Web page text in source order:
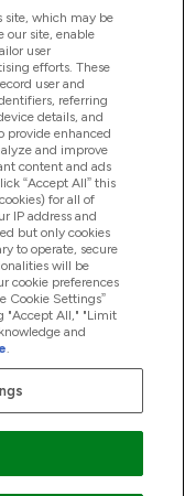
site, which may be
our site, enable
user
efforts. These
user and
referring
details, and
provide enhanced
and improve
content and ads
“Accept All” this
for all of
IP address and
but only cookies
to operate, secure
will be
cookie preferences
Cookie Settings”
"Accept All," "Limit
and
.